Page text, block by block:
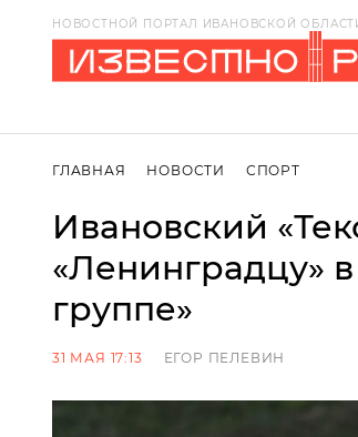
НОВОСТНОЙ ПОРТАЛ ИВАНОВСКОЙ
ГЛАВНАЯ НОВОСТИ СПОРТ
Ивановский
«Ленинградцу»
группе»
31 МАЯ 17:13 ЕГОР ПЕЛЕВИН